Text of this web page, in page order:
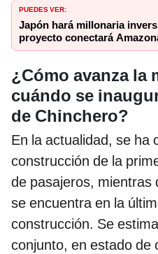
PUEDES VER:
Japón hará millonaria
proyecto conectará
¿Cómo avanza la
cuándo se
de Chinchero?
En la actualidad, se ha
construcción de la
de pasajeros, mientras
se encuentra en la
construcción. Se
conjunto, en estado de